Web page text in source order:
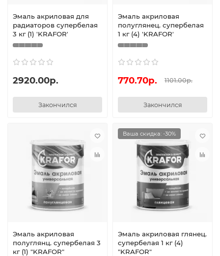
Эмаль акриловая для
радиаторов супербелая
3 кг (1) 'KRAFOR'
2920.00р.
Закончился
Эмаль акриловая
полуглянец. супербелая
1 кг (4) 'KRAFOR'
770.70р. 1101.00р.
Закончился
Эмаль акриловая
полуглянц. супербелая 3
кг (1) "KRAFOR"
Ваша скидка: -30%
Эмаль акриловая глянец.
супербелая 1 кг (4)
"KRAFOR"